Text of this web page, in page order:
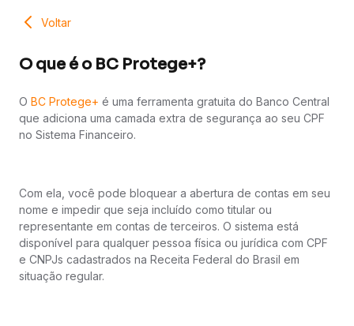
Voltar
O que é o BC Protege+?
O BC Protege+ é uma ferramenta gratuita do Banco Central
que adiciona uma camada extra de segurança ao seu CPF
no Sistema Financeiro.
Com ela, você pode bloquear a abertura de contas em seu
nome e impedir que seja incluído como titular ou
representante em contas de terceiros. ​O sistema está
disponível para qualquer pessoa física ou jurídica com CPF
e CNPJs cadastrados na Receita Federal do Brasil em
situação regular.